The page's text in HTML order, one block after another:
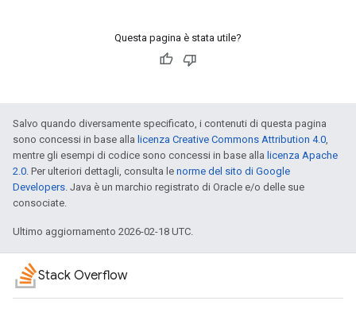
Questa pagina è stata utile?
Salvo quando diversamente specificato, i contenuti di questa pagina
sono concessi in base alla licenza Creative Commons Attribution 4.0,
mentre gli esempi di codice sono concessi in base alla licenza Apache
2.0. Per ulteriori dettagli, consulta le norme del sito di Google
Developers. Java è un marchio registrato di Oracle e/o delle sue
consociate.
Ultimo aggiornamento 2026-02-18 UTC.
Stack Overflow